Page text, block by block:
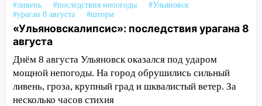
13:35 Непогода продолжает бить по
транспорту: в Ульяновске трамвай
сошёл с рельсов
13:22 Упавшие деревья перекрыли
дороги в Ульяновске: фото
13:17 Непогода в Ульяновске не
#ливень
#последствия непогоды
#Ульяновск
#ураган 8 августа
#шторм
«Ульяновскалипсис»: последствия урагана 8
августа
Днём 8 августа Ульяновск оказался под ударом
мощной непогоды. На город обрушились сильный
ливень, гроза, крупный град и шквалистый ветер. За
несколько часов стихия